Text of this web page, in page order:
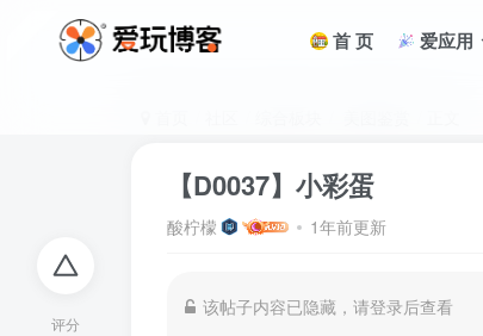
首 页 爱应用
评分
【D0037】小彩蛋
酸柠檬 1年前更新
该帖子内容已隐藏，请登录后查看